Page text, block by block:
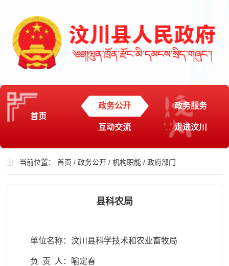
首页
政务公开 政务服务
互动交流 走进汶川
当前位置：首页 /政务公开 /机构职能 /政府部门
县科农局
单位名称： 汶川县科学技术和农业畜牧局
负 责 人：喻定春